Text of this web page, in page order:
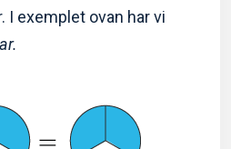
I exemplet ovan har vi